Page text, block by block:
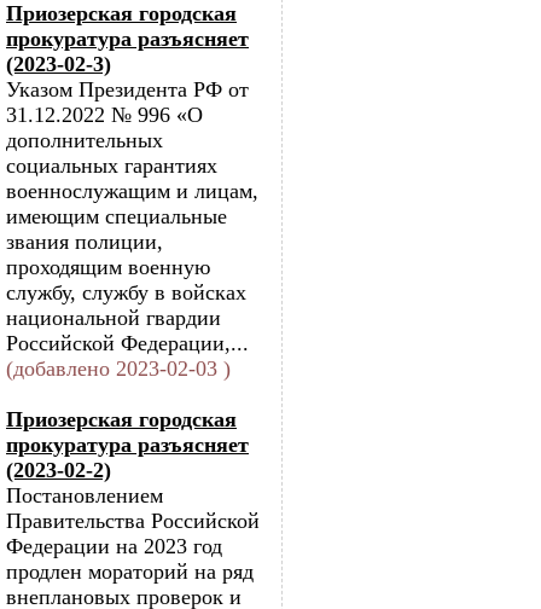
Приозерская городская
прокуратура разъясняет
(2023-02-3)
Указом Президента РФ от
31.12.2022 № 996 «О
дополнительных
социальных гарантиях
военнослужащим и лицам,
имеющим специальные
звания полиции,
проходящим военную
службу, службу в войсках
национальной гвардии
Российской Федерации,...
(добавлено 2023-02-03 )
Приозерская городская
прокуратура разъясняет
(2023-02-2)
Постановлением
Правительства Российской
Федерации на 2023 год
продлен мораторий на ряд
внеплановых проверок и